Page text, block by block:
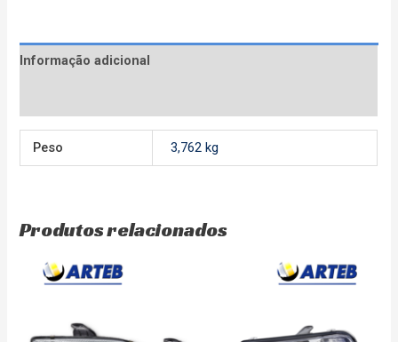
Informação adicional
Peso 3,762 kg
Produtos relacionados